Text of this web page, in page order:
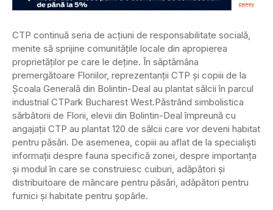
CTP continuă seria de acțiuni de responsabilitate socială,
menite să sprijine comunitățile locale din apropierea
proprietăților pe care le deține. În săptămâna
premergătoare Floriilor, reprezentanții CTP și copiii de la
Școala Generală din Bolintin-Deal au plantat sălcii în parcul
industrial CTPark Bucharest West.Păstrând simbolistica
sărbătorii de Florii, elevii din Bolintin-Deal împreună cu
angajații CTP au plantat 120 de sălcii care vor deveni habitat
pentru păsări. De asemenea, copiii au aflat de la specialiști
informații despre fauna specifică zonei, despre importanța
și modul în care se construiesc cuiburi, adăpători și
distribuitoare de mâncare pentru păsări, adăpători pentru
furnici și habitate pentru șopârle.